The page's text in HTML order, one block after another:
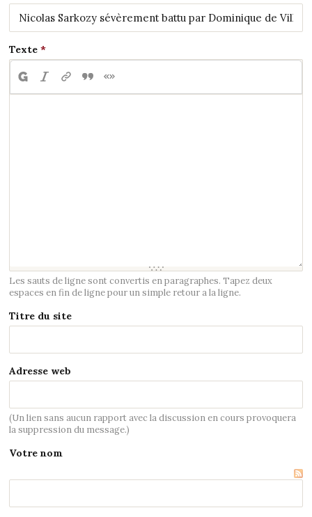
Texte
Les sauts de ligne sont convertis en paragraphes. Tapez deux
espaces en fin de ligne pour un simple retour a la ligne.
Titre du site
Adresse web
(Un lien sans aucun rapport avec la discussion en cours provoquera
la suppression du message.)
Votre nom